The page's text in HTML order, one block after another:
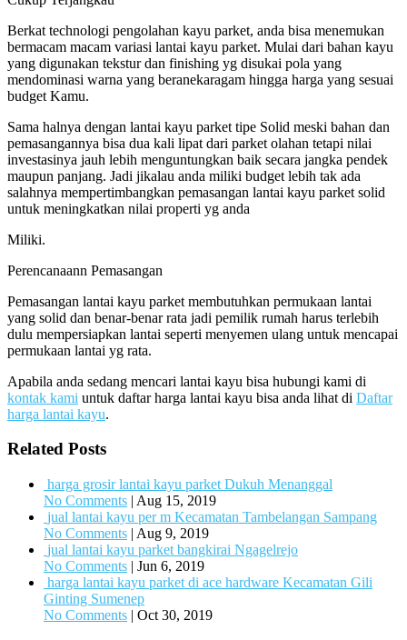
Berkat technologi pengolahan kayu parket, anda bisa menemukan
bermacam macam variasi lantai kayu parket. Mulai dari bahan kayu
yang digunakan tekstur dan finishing yg disukai pola yang
mendominasi warna yang beranekaragam hingga harga yang sesuai
budget Kamu.
Sama halnya dengan lantai kayu parket tipe Solid meski bahan dan
pemasangannya bisa dua kali lipat dari parket olahan tetapi nilai
investasinya jauh lebih menguntungkan baik secara jangka pendek
maupun panjang. Jadi jikalau anda miliki budget lebih tak ada
salahnya mempertimbangkan pemasangan lantai kayu parket solid
untuk meningkatkan nilai properti yg anda
Miliki.
Perencanaann Pemasangan
Pemasangan lantai kayu parket membutuhkan permukaan lantai
yang solid dan benar-benar rata jadi pemilik rumah harus terlebih
dulu mempersiapkan lantai seperti menyemen ulang untuk mencapai
permukaan lantai yg rata.
Apabila anda sedang mencari lantai kayu bisa hubungi kami di
kontak kami untuk daftar harga lantai kayu bisa anda lihat di Daftar
harga lantai kayu.
Related Posts
harga grosir lantai kayu parket Dukuh Menanggal
No Comments | Aug 15, 2019
jual lantai kayu per m Kecamatan Tambelangan Sampang
No Comments | Aug 9, 2019
jual lantai kayu parket bangkirai Ngagelrejo
No Comments | Jun 6, 2019
harga lantai kayu parket di ace hardware Kecamatan Gili
Ginting Sumenep
No Comments | Oct 30, 2019